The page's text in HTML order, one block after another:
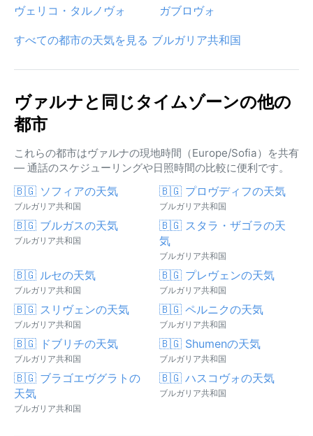
ヴェリコ・タルノヴォ
ガブロヴォ
すべての都市の天気を見る ブルガリア共和国
ヴァルナと同じタイムゾーンの他の
都市
これらの都市はヴァルナの現地時間（Europe/Sofia）を共有
— 通話のスケジューリングや日照時間の比較に便利です。
🇧🇬 ソフィアの天気
ブルガリア共和国
🇧🇬 プロヴディフの天気
ブルガリア共和国
🇧🇬 ブルガスの天気
ブルガリア共和国
🇧🇬 スタラ・ザゴラの天
気
ブルガリア共和国
🇧🇬 ルセの天気
ブルガリア共和国
🇧🇬 プレヴェンの天気
ブルガリア共和国
🇧🇬 スリヴェンの天気
ブルガリア共和国
🇧🇬 ペルニクの天気
ブルガリア共和国
🇧🇬 ドブリチの天気
ブルガリア共和国
🇧🇬 Shumenの天気
ブルガリア共和国
🇧🇬 ブラゴエヴグラトの
天気
ブルガリア共和国
🇧🇬 ハスコヴォの天気
ブルガリア共和国